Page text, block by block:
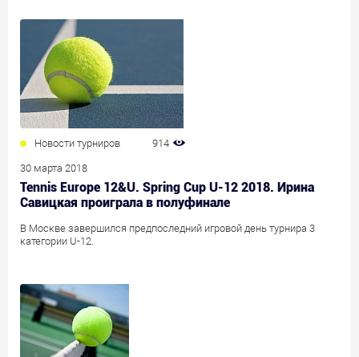
Новости турниров 914
30 марта 2018
Tennis Europe 12&U. Spring Cup U-12 2018. Ирина
Савицкая проиграла в полуфинале
В Москве завершился предпоследний игровой день турнира 3
категории U-12.